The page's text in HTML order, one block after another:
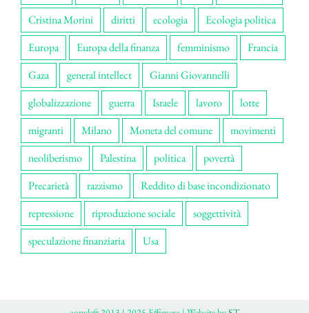
Cristina Morini
diritti ecologia
Ecologia politica
Europa
Europa della finanza femminismo
Francia
Gaza
general intellect
Gianni Giovannelli
globalizzazione
guerra Israele lavoro
lotte
migranti
Milano Moneta del comune
movimenti
neoliberismo
Palestina politica
povertà
Precarietà
razzismo
Reddito di base incondizionato
repressione
riproduzione sociale
soggettività
speculazione finanziaria
Usa